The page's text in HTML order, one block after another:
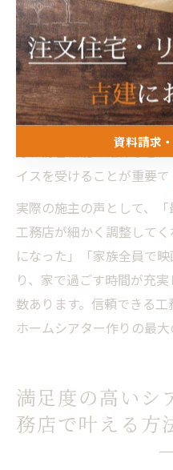
タイルや音楽の好み、部
最適な間取りや機器構成
長く満足できる空間にす
イル変化も見据えて可変
う。配線やコンセントの
応、防音性能の確保など
イスを受けることが重要で
実際の施主の声として、「
工務店が細かく調整して
になった」「家族全員で
り、家で過ごす時間が充
数あります。信頼できる
ホームシアター作りの最大
満足度の高いシ
務店で叶える方
資料請求
資料請求